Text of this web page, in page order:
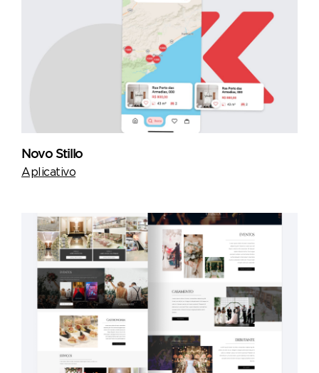
Novo Stillo
Aplicativo